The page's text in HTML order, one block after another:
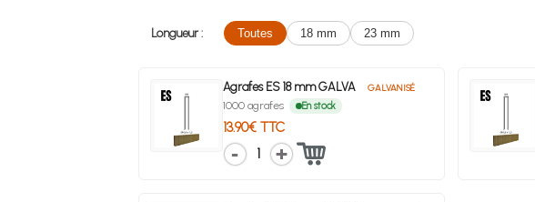
Longueur : Toutes 18 mm 23 mm
Agrafes ES 18 mm GALVA GALVANISÉ
1000 agrafes En stock
13.90€ TTC
1